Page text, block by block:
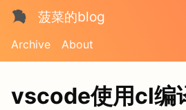
菠菜的blog
Archive About
vscode使用cl编